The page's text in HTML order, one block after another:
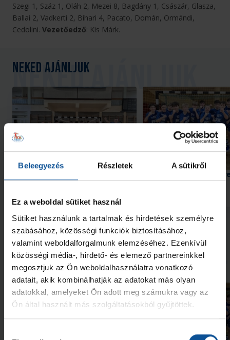
Beleegyezés Részletek A sütikről
Ez a weboldal sütiket használ
Sütiket használunk a tartalmak és hirdetések személyre
szabásához, közösségi funkciók biztosításához,
valamint weboldalforgalmunk elemzéséhez. Ezenkívül
közösségi média-, hirdető- és elemező partnereinkkel
megosztjuk az Ön weboldalhasználatra vonatkozó
adatait, akik kombinálhatják az adatokat más olyan
adatokkal, amelyeket Ön adott meg számukra vagy az
Ön által használt más szolgáltatásokból gyűjtöttek.
Szegi 1, Száz 1, Oláh 2, Mezei 8, Bagdány 1, Császár, Glasza,
Ballai 2, Vadkerti 2, Bihari 4, Pacato, Domán, Ormándi,
Cedolini. Vezetőedző: Kis Márk.
Neked ajánljuk
U15 2026. máj. 11.
csapatunk
Egy győzelem, egy
További friss hírek